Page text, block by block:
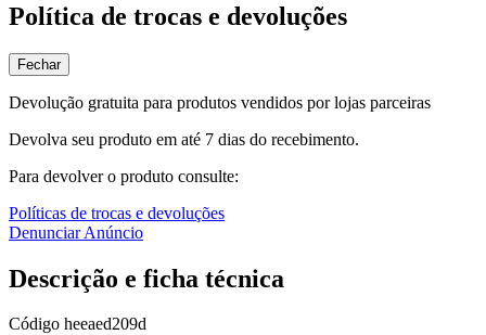
Política de trocas e devoluções
Fechar
Devolução gratuita para produtos vendidos por lojas parceiras
Devolva seu produto em até 7 dias do recebimento.
Para devolver o produto consulte:
Políticas de trocas e devoluções
Denunciar Anúncio
Descrição e ficha técnica
Código heeaed209d